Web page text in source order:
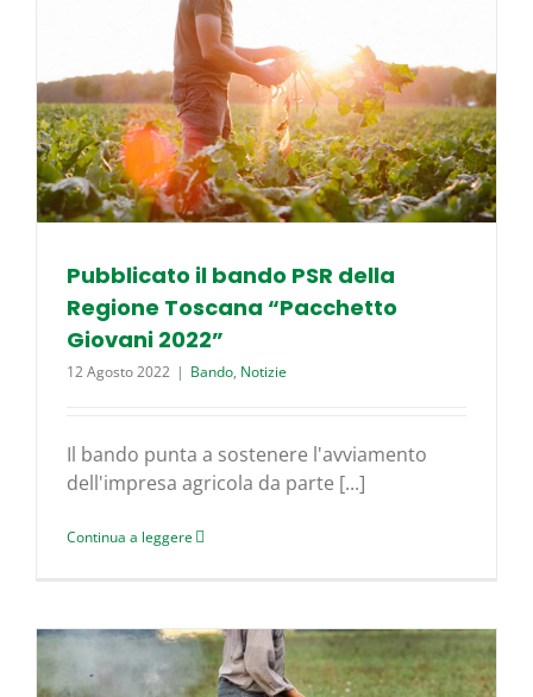
Pubblicato il bando PSR della
Regione Toscana “Pacchetto
Giovani 2022”
12 Agosto 2022 | Bando, Notizie
Il bando punta a sostenere l'avviamento
dell'impresa agricola da parte [...]
Continua a leggere